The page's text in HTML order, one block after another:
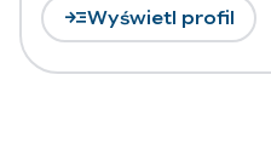
read_moreWyświetl profil